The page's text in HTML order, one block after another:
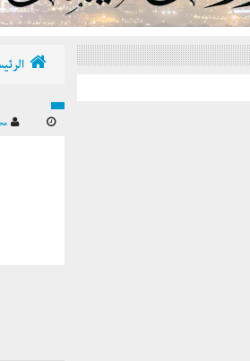
محافظة السليمانية